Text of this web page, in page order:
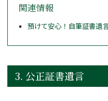
関連情報
預けて安心！自筆証書遺
3. 公正証書遺言